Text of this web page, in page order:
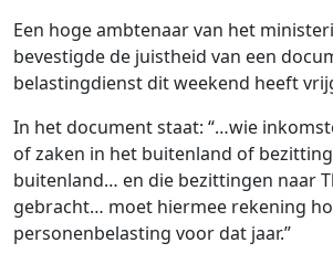
Een hoge ambtenaar van het
bevestigde de juistheid van een
belastingdienst dit weekend heeft
In het document staat: “…wie
of zaken in het buitenland of
buitenland… en die bezittingen naar
gebracht… moet hiermee rekening
personenbelasting voor dat jaar.”